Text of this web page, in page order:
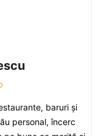
baruri şi
personal, încerc